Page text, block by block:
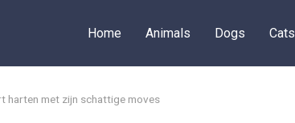
Home Animals Dogs Cats
harten met zijn schattige moves